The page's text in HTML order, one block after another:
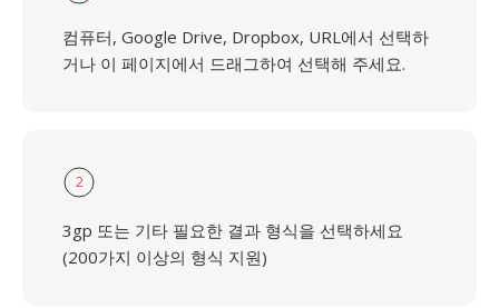
컴퓨터, Google Drive, Dropbox, URL에서 선택하
거나 이 페이지에서 드래그하여 선택해 주세요.
2
3gp 또는 기타 필요한 결과 형식을 선택하세요
(200가지 이상의 형식 지원)